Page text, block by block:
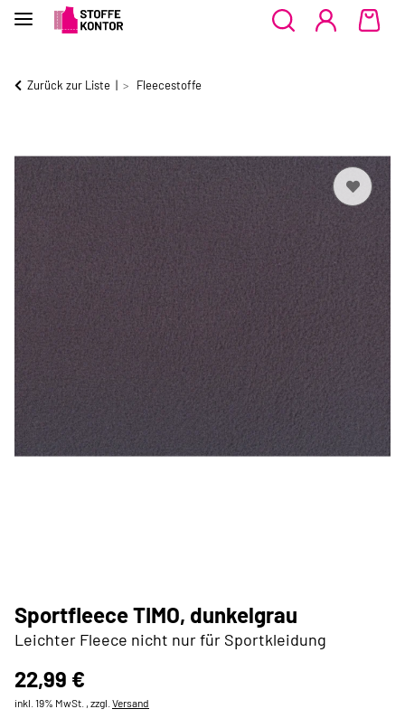
Zurück zur Liste Fleecestoffe
Sportfleece TIMO, dunkelgrau
Leichter Fleece nicht nur für Sportkleidung
22,99 €
inkl. 19% MwSt. , zzgl. Versand